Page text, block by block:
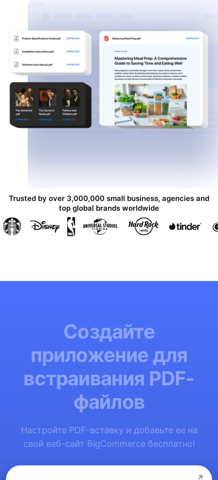
Trusted by over 3,000,000 small business, agencies and
top global brands worldwide
Создайте
приложение для
встраивания PDF-
файлов
Настройте PDF-вставку и добавьте ее на
свой веб-сайт BigCommerce бесплатно!